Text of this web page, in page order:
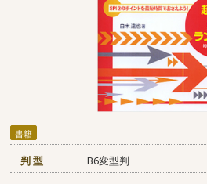
書籍
判 型
B6変型判